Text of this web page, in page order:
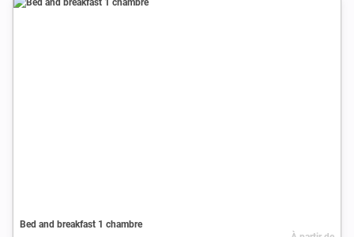
Bed and breakfast 1 chambre